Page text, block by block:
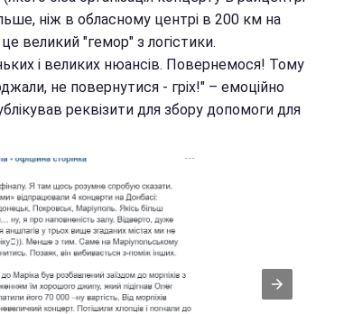
ніж в обласному центрі в 200 км на
великий "гемор" з логістики.
і великих нюансів. Повернемося! Тому
не повернутися - гріх!" – емоційно
реквізити для збору допомоги для